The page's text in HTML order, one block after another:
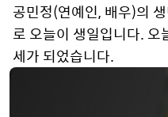
공민정(연예인, 배우)의
로 오늘이 생일입니다.
세가 되었습니다.